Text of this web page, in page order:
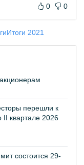
0 0
Итоги 2021
перешли к
II квартале 2026
состоится 29-